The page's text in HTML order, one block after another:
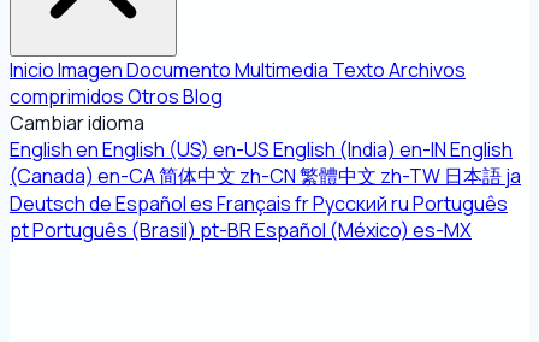
InicioImagenDocumentoMultimedia TextoArchivos
comprimidosOtrosBlog
Cambiar idioma
EnglishenEnglish (US) en-USEnglish (India) en-INEnglish
(Canada) en-CA简体中文 zh-CN繁體中文 zh-TW 日本語ja
DeutschdeEspañolesFrançaisfrРусскийruPortuguês
ptPortuguês (Brasil) pt-BREspañol (México) es-MX